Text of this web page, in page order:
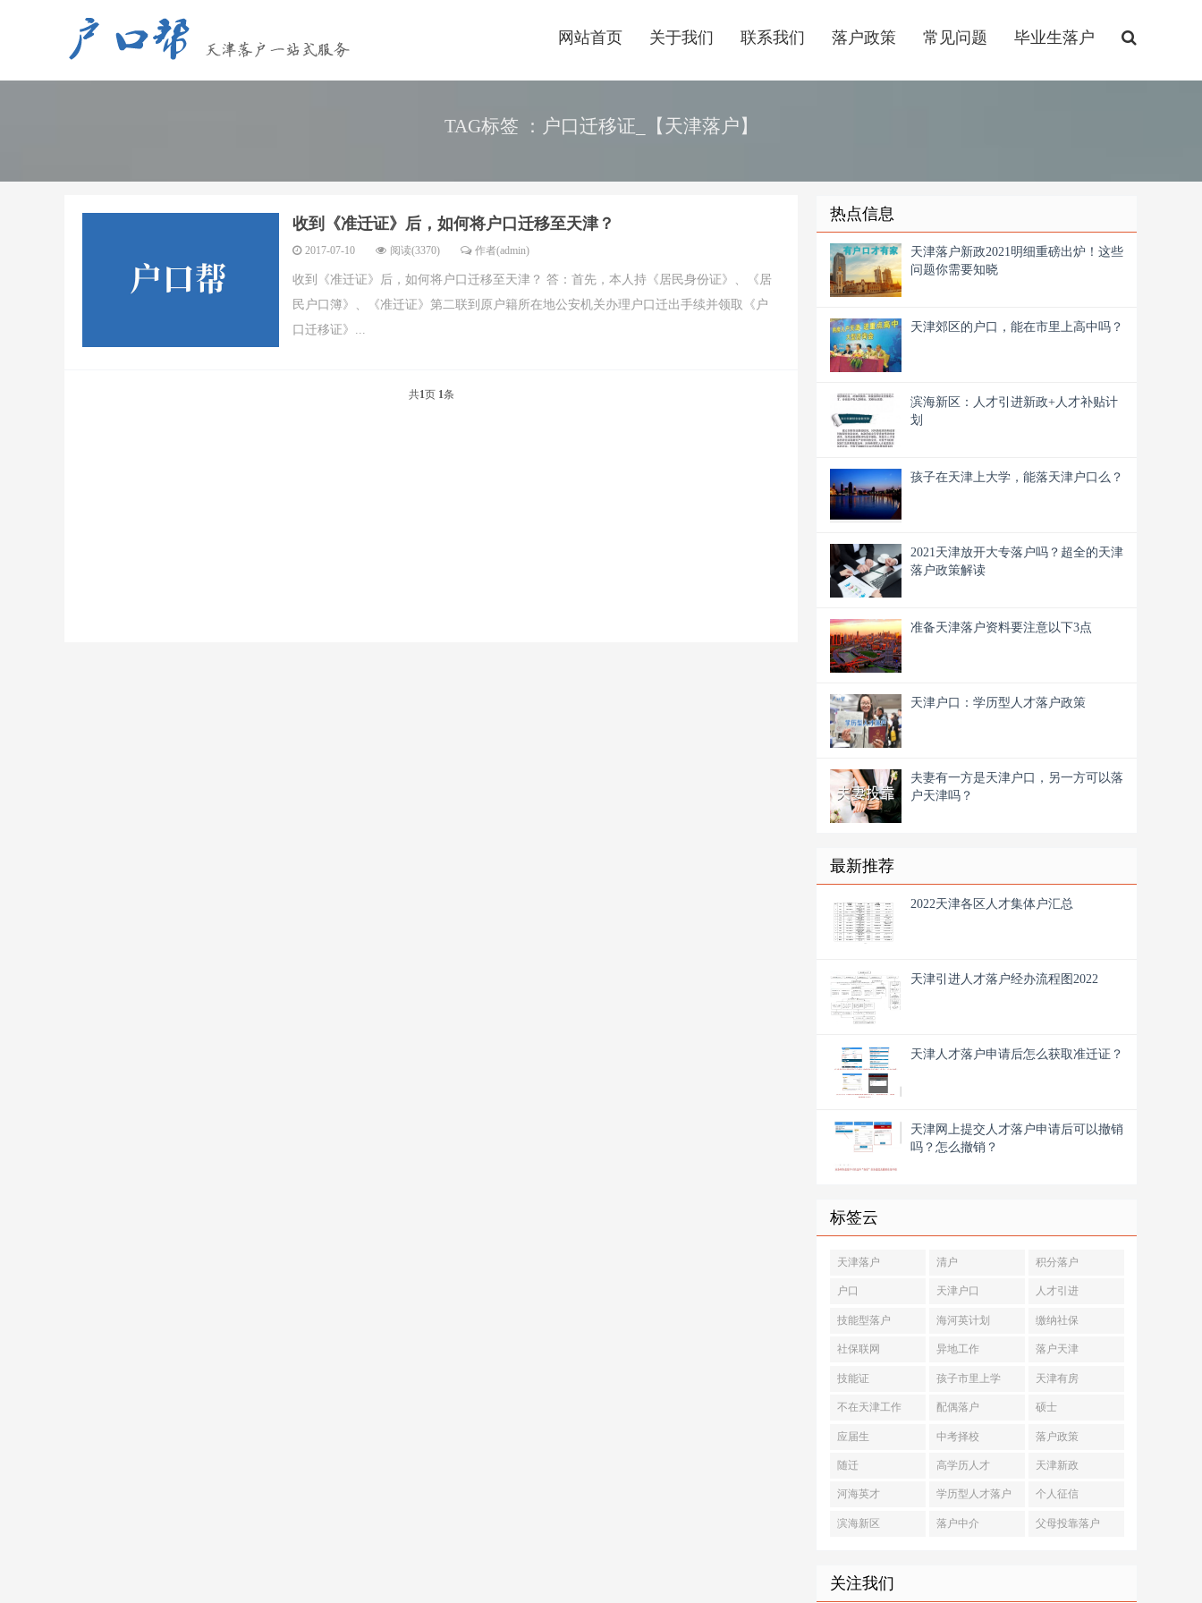
网站首页 关于我们 联系我们 落户政策 常见问题 毕业生落户
TAG标签 ：户口迁移证_【天津落户】
收到《准迁证》后，如何将户口迁移至天津？
2017-07-10 阅读(3370) 作者(admin)
收到《准迁证》后，如何将户口迁移至天津？ 答：首先，本人持《居民身份证》、《居
民户口簿》、《准迁证》第二联到原户籍所在地公安机关办理户口迁出手续并领取《户
口迁移证》...
共1页 1条
热点信息
天津落户新政2021明细重磅出炉！这些
问题你需要知晓
天津郊区的户口，能在市里上高中吗？
滨海新区：人才引进新政+人才补贴计
划
孩子在天津上大学，能落天津户口么？
2021天津放开大专落户吗？超全的天津
落户政策解读
准备天津落户资料要注意以下3点
天津户口：学历型人才落户政策
夫妻有一方是天津户口，另一方可以落
户天津吗？
最新推荐
2022天津各区人才集体户汇总
天津引进人才落户经办流程图2022
天津人才落户申请后怎么获取准迁证？
天津网上提交人才落户申请后可以撤销
吗？怎么撤销？
标签云
天津落户 清户 积分落户
户口 天津户口 人才引进
技能型落户 海河英计划 缴纳社保
社保联网 异地工作 落户天津
技能证 孩子市里上学 天津有房
不在天津工作 配偶落户 硕士
应届生 中考择校 落户政策
随迁 高学历人才 天津新政
河海英才 学历型人才落户 个人征信
滨海新区 落户中介 父母投靠落户
关注我们